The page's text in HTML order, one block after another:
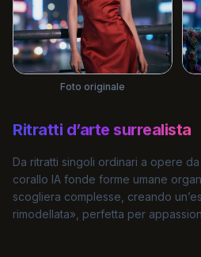
Foto originale
Ritratti d’arte surrealista
Da ritratti singoli ordinari a opere
corallo IA fonde forme umane
scogliera complesse, creando
rimodellata», perfetta per